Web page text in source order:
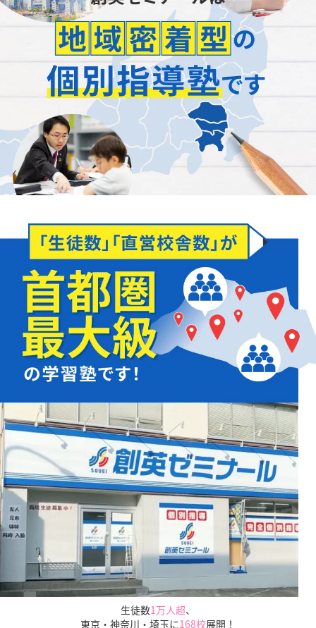
「正社員が担当」します
どんなことでもお聞かせください
お子様の学習面だけでなく、
知っておきたい「入試の仕組みや傾向」も
保護者様にご説明いたします。
生徒数1万人超、
東京・神奈川・埼玉に168校展開！